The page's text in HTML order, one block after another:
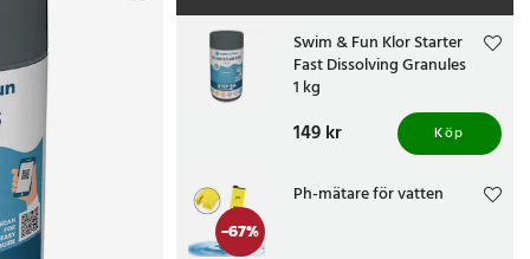
Swim & Fun Klor Starter
Fast Dissolving Granules
1 kg
Pris :149 kr
149 kr Köp
-67%
Ph-mätare för vatten